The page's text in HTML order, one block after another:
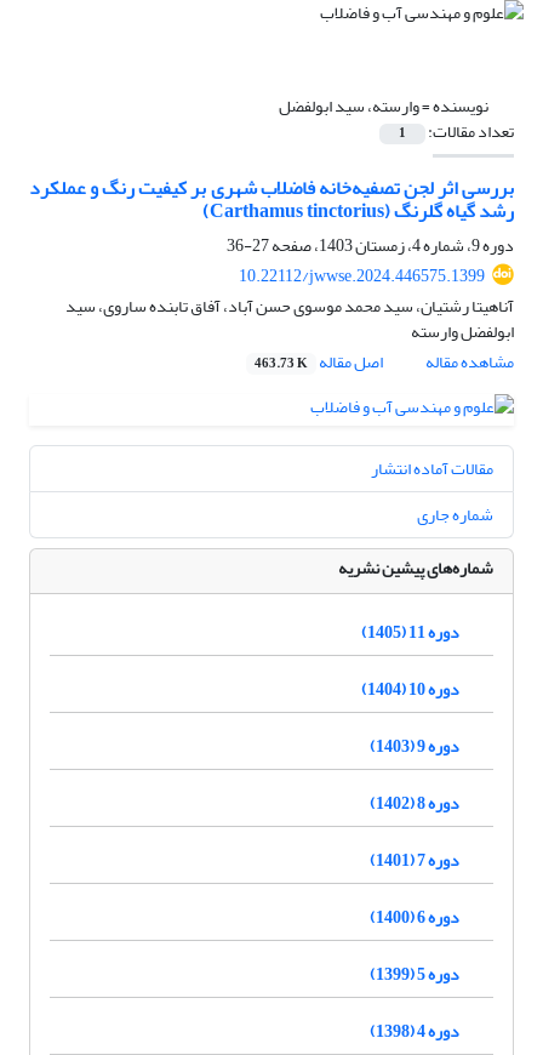
نویسنده =وارسته، سید ابولفضل
تعداد مقالات: 1
بررسی اثر لجن تصفیه‎‌خانه فاضلاب شهری بر کیفیت رنگ و عملکرد
رشد گیاه گلرنگ (Carthamus tinctorius)
دوره 9، شماره 4، زمستان 1403، صفحه
27-36
10.22112/jwwse.2024.446575.1399
آناهیتا رشتیان، سید محمد موسوی حسن آباد، آفاق تابنده ساروی، سید
ابولفضل وارسته
مشاهده مقاله
اصل مقاله 463.73 K
مقالات آماده انتشار
شماره جاری
شماره‌های پیشین نشریه
دوره 11 (1405)
دوره 10 (1404)
دوره 9 (1403)
دوره 8 (1402)
دوره 7 (1401)
دوره 6 (1400)
دوره 5 (1399)
دوره 4 (1398)